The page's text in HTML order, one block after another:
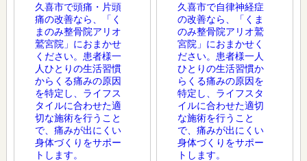
久喜市で頭痛・片頭
痛の改善なら、「く
まのみ整骨院アリオ
鷲宮院」におまかせ
ください。患者様一
人ひとりの生活習慣
からくる痛みの原因
を特定し、ライフス
タイルに合わせた適
切な施術を行うこと
で、痛みが出にくい
身体づくりをサポー
トします。
久喜市で自律神経症
の改善なら、「くま
のみ整骨院アリオ鷲
宮院」におまかせく
ださい。患者様一人
ひとりの生活習慣か
らくる痛みの原因を
特定し、ライフスタ
イルに合わせた適切
な施術を行うこと
で、痛みが出にくい
身体づくりをサポー
トします。